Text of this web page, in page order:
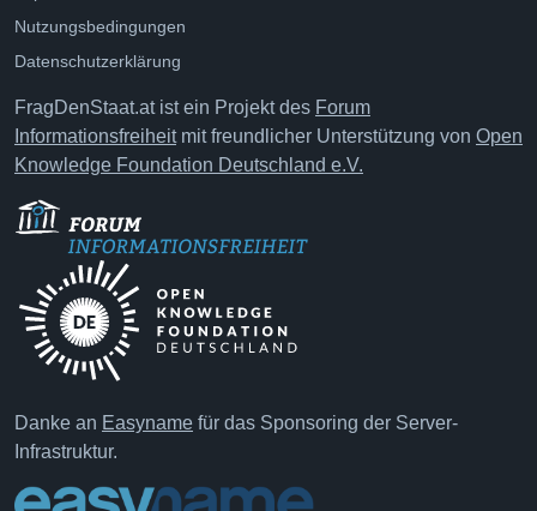
Nutzungsbedingungen
Datenschutzerklärung
FragDenStaat.at ist ein Projekt des Forum
Informationsfreiheitmit freundlicher Unterstützung von Open
Knowledge Foundation Deutschland e.V.
Danke an Easyname für das Sponsoring der Server-
Infrastruktur.